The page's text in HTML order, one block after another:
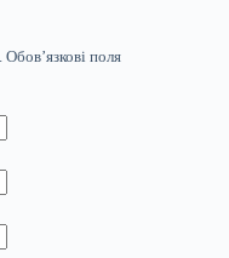
Обов’язкові поля